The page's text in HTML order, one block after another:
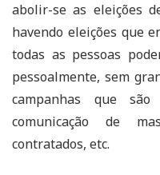
abolir-se as eleições
havendo eleições que
todas as pessoas
pessoalmente, sem
campanhas que
comunicação de
contratados, etc.